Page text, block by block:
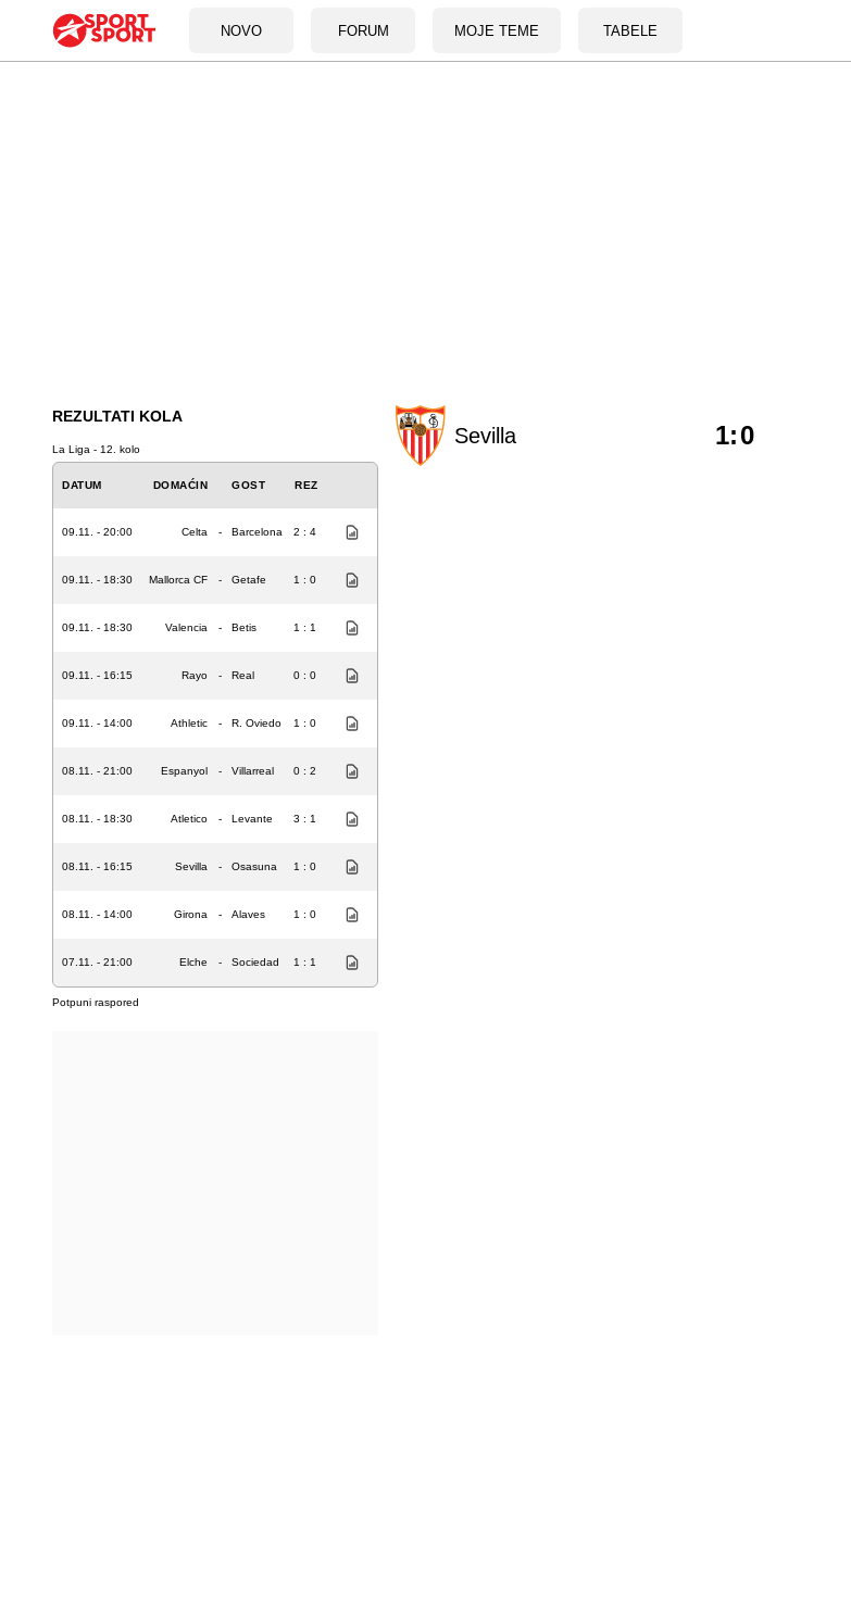
NOVO FORUM MOJE TEME TABELE
REZULTATI KOLA
La Liga - 12. kolo
DATUM DOMAĆIN GOST REZ
09.11. - 20:00 Celta - Barcelona 2 : 4
09.11. - 18:30 Mallorca CF - Getafe 1 : 0
09.11. - 18:30 Valencia - Betis 1 : 1
09.11. - 16:15 Rayo - Real 0 : 0
09.11. - 14:00 Athletic - R. Oviedo 1 : 0
08.11. - 21:00 Espanyol - Villarreal 0 : 2
08.11. - 18:30 Atletico - Levante 3 : 1
08.11. - 16:15 Sevilla - Osasuna 1 : 0
08.11. - 14:00 Girona - Alaves 1 : 0
07.11. - 21:00 Elche - Sociedad 1 : 1
Potpuni raspored
Sevilla 1:0